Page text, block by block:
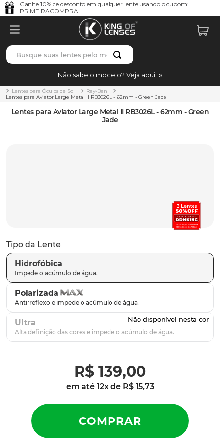
Ganhe 10% de desconto em qualquer lente usando o cupom:
PRIMEIRACOMPRA
Não sabe o modelo? Veja aqui!
Lentes para Óculos de Sol
Ray-Ban
Lentes para Aviator Large Metal II RB3026L - 62mm - Green Jade
Lentes para Aviator Large Metal II RB3026L - 62mm - Green
Jade
Tipo da Lente
Hidrofóbica
Polarizada
Ultra
R$ 139,00
em até 12x de R$ 15,73